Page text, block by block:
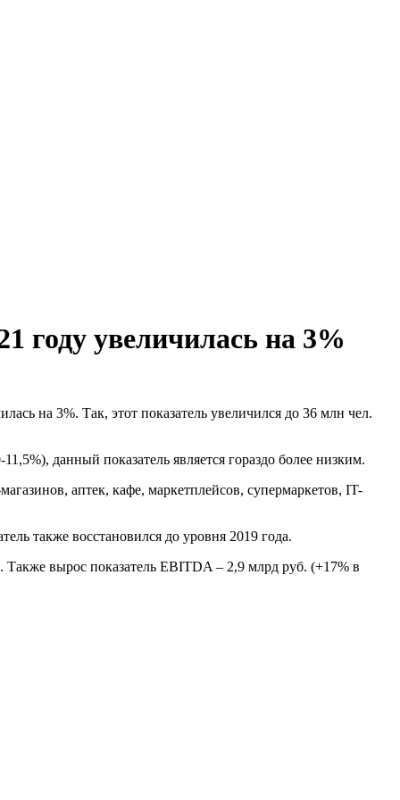
году увеличилась на 3%
на 3%. Так, этот показатель увеличился до 36 млн чел.
данный показатель является гораздо более низким.
аптек, кафе, маркетплейсов, супермаркетов, IT-
также восстановился до уровня 2019 года.
вырос показатель EBITDA – 2,9 млрд руб. (+17% в